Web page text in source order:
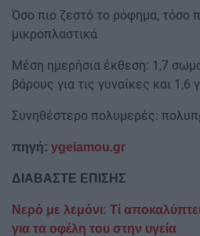
Όσο πιο ζεστό το ρόφημα, τόσο
μικροπλαστικά
Μέση ημερήσια έκθεση: 1,7
βάρους για τις γυναίκες και 1,6
Συνηθέστερο πολυμερές:
πηγή: ygeiamou.gr
ΔΙΑΒΑΣΤΕ ΕΠΙΣΗΣ
Nερό με λεμόνι: Τί
για τα οφέλη του στην υγεία